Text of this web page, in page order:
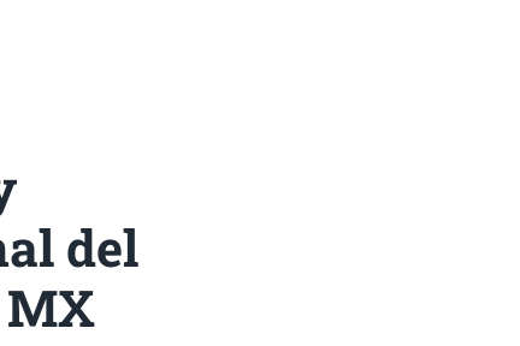
del
MX